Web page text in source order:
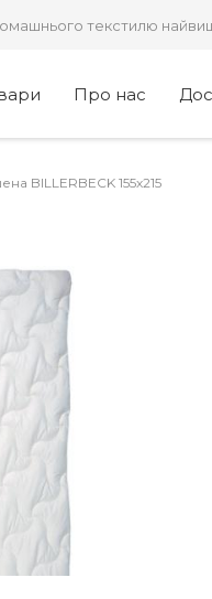
текстилю
Про нас
BILLERBECK 155х215